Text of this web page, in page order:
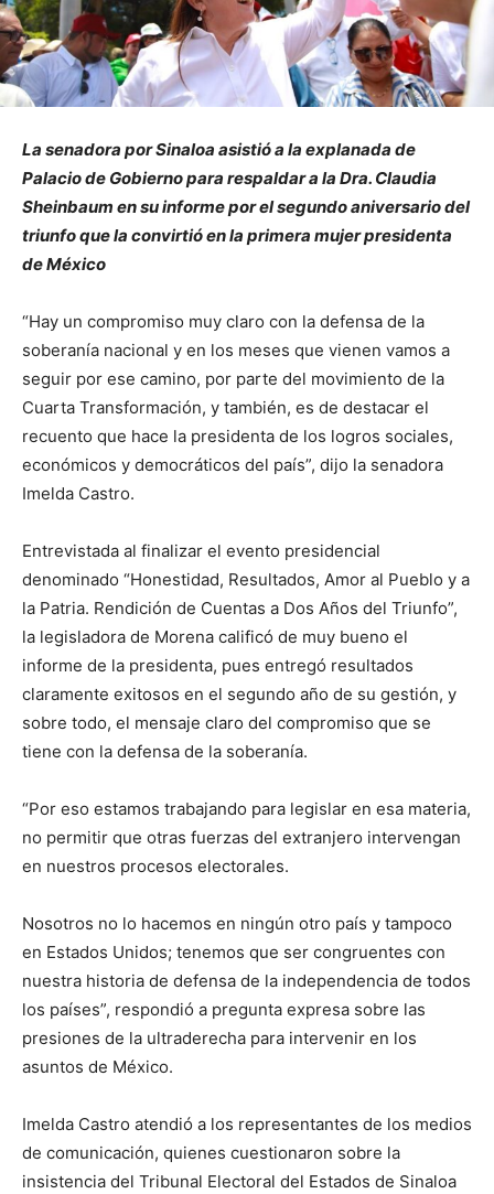
La senadora por Sinaloa asistió a la explanada de
Palacio de Gobierno para respaldar a la Dra. Claudia
Sheinbaum en su informe por el segundo aniversario del
triunfo que la convirtió en la primera mujer presidenta
de México
“Hay un compromiso muy claro con la defensa de la
soberanía nacional y en los meses que vienen vamos a
seguir por ese camino, por parte del movimiento de la
Cuarta Transformación, y también, es de destacar el
recuento que hace la presidenta de los logros sociales,
económicos y democráticos del país”, dijo la senadora
Imelda Castro.
Entrevistada al finalizar el evento presidencial
denominado “Honestidad, Resultados, Amor al Pueblo y a
la Patria. Rendición de Cuentas a Dos Años del Triunfo”,
la legisladora de Morena calificó de muy bueno el
informe de la presidenta, pues entregó resultados
claramente exitosos en el segundo año de su gestión, y
sobre todo, el mensaje claro del compromiso que se
tiene con la defensa de la soberanía.
“Por eso estamos trabajando para legislar en esa materia,
no permitir que otras fuerzas del extranjero intervengan
en nuestros procesos electorales.
Nosotros no lo hacemos en ningún otro país y tampoco
en Estados Unidos; tenemos que ser congruentes con
nuestra historia de defensa de la independencia de todos
los países”, respondió a pregunta expresa sobre las
presiones de la ultraderecha para intervenir en los
asuntos de México.
Imelda Castro atendió a los representantes de los medios
de comunicación, quienes cuestionaron sobre la
insistencia del Tribunal Electoral del Estados de Sinaloa